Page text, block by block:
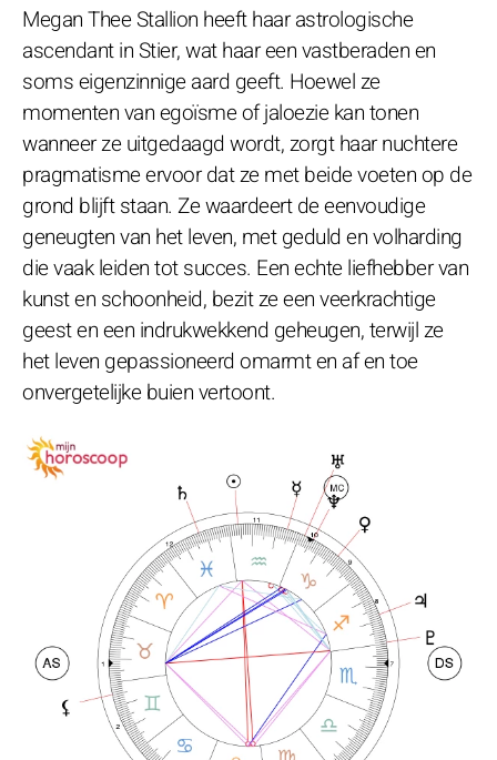
Megan Thee Stallion heeft haar astrologische
ascendant in Stier, wat haar een vastberaden en
soms eigenzinnige aard geeft. Hoewel ze
momenten van egoïsme of jaloezie kan tonen
wanneer ze uitgedaagd wordt, zorgt haar nuchtere
pragmatisme ervoor dat ze met beide voeten op de
grond blijft staan. Ze waardeert de eenvoudige
geneugten van het leven, met geduld en volharding
die vaak leiden tot succes. Een echte liefhebber van
kunst en schoonheid, bezit ze een veerkrachtige
geest en een indrukwekkend geheugen, terwijl ze
het leven gepassioneerd omarmt en af en toe
onvergetelijke buien vertoont.